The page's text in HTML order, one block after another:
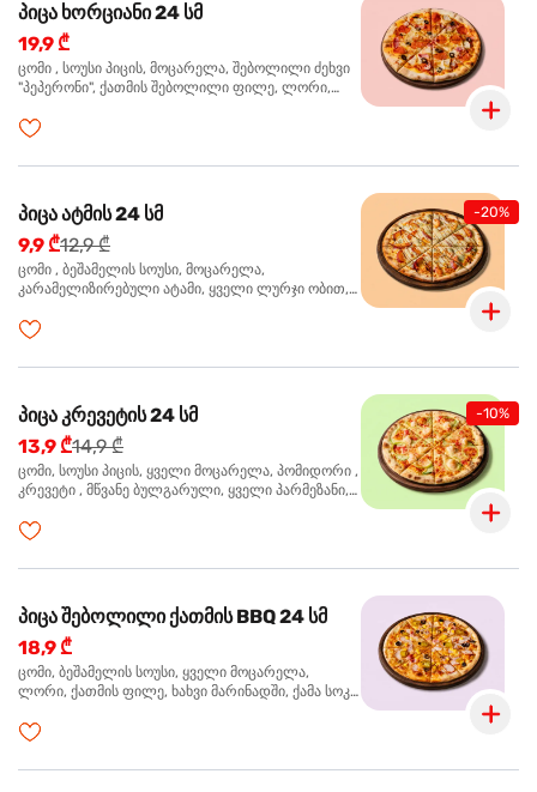
პიცა ხორციანი 24 სმ
19,9 ₾
ცომი , სოუსი პიცის, მოცარელა, შებოლილი ძეხვი
"პეპერონი", ქათმის შებოლილი ფილე, ლორი,
-20%
პიცა ატმის 24 სმ
9,9 ₾12,9 ₾
ცომი , ბეშამელის სოუსი, მოცარელა,
კარამელიზირებული ატამი, ყველი ლურჯი ობით,
-10%
პიცა კრევეტის 24 სმ
13,9 ₾14,9 ₾
ცომი, სოუსი პიცის, ყველი მოცარელა, პომიდორი ,
კრევეტი , მწვანე ბულგარული, ყველი პარმეზანი,
პიცა შებოლილი ქათმის BBQ 24 სმ
18,9 ₾
ცომი, ბეშამელის სოუსი, ყველი მოცარელა,
ლორი, ქათმის ფილე, ხახვი მარინადში, ქამა სოკო